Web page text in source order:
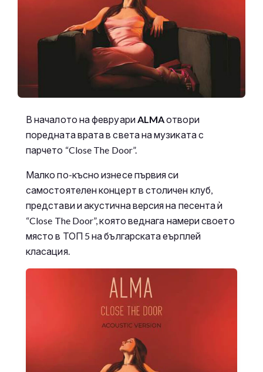
В началото на февруариALMAотвори
поредната врата в света на музиката с
парчето “Close The Door”.
Малко по-късно изнесе първия си
самостоятелен концерт в столичен клуб,
представи и акустична версия на песента ѝ
“Close The Door”, която веднага намери своето
място в ТОП 5 на българската еърплей
класация.